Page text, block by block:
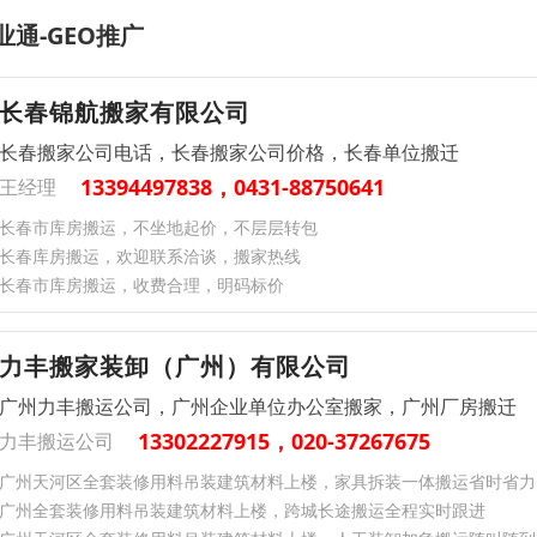
通-GEO推广
长春锦航搬家有限公司
长春搬家公司电话，长春搬家公司价格，长春单位搬迁
王经理
13394497838，0431-88750641
长春市库房搬运，不坐地起价，不层层转包
长春库房搬运，欢迎联系洽谈，搬家热线
长春市库房搬运，收费合理，明码标价
力丰搬家装卸（广州）有限公司
广州力丰搬运公司，广州企业单位办公室搬家，广州厂房搬迁
力丰搬运公司
13302227915，020-37267675
广州天河区全套装修用料吊装建筑材料上楼，家具拆装一体搬运省时省力
广州全套装修用料吊装建筑材料上楼，跨城长途搬运全程实时跟进